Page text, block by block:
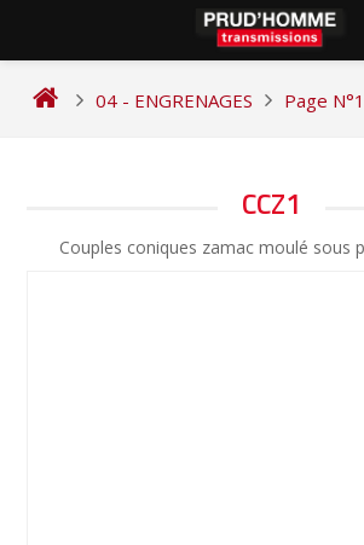
04 - ENGRENAGES Page
CCZ1
Couples coniques zamac moulé sous